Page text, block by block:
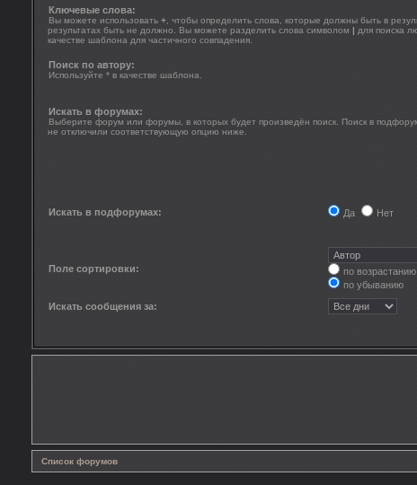
Ключевые слова:
Вы можете использовать + , чтобы определить слова, которые должны быть в
результатах быть не должно. Вы можете разделить слова символом | для поиска
качестве шаблона для частичного совпадения.
Поиск по автору:
Используйте * в качестве шаблона.
Искать в форумах:
Выберите форум или форумы, в которых будет произведён поиск. Поиск в
не отключили соответствующую опцию ниже.
Искать в подфорумах: Да Нет
Поле сортировки:
по возрастанию
по убыванию
Искать сообщения за:
Список форумов